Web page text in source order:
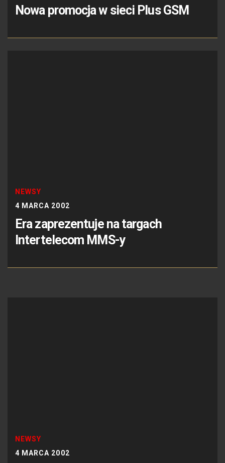
Nowa promocja w sieci Plus GSM
NEWSY
4 MARCA 2002
Era zaprezentuje na targach
Intertelecom MMS-y
NEWSY
4 MARCA 2002